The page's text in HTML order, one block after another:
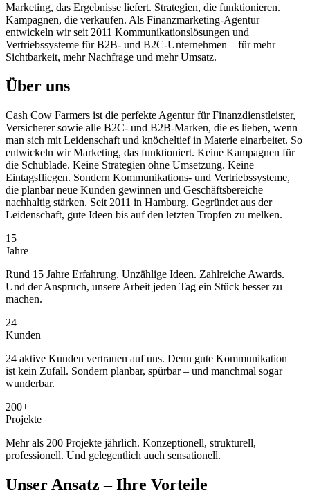
Marketing, das Ergebnisse liefert. Strate­gien, die funktionieren.
Kampagnen, die verkaufen. Als Finanzmarketing-Agentur
entwickeln wir seit 2011 Kommunika­tions­lösungen und
Vertriebssysteme für B2B- und B2C-Unternehmen – für mehr
Sichtbarkeit, mehr Nachfrage und mehr Umsatz.
Über uns
Cash Cow Farmers ist die perfekte Agentur für Finanzdienstleister,
Versicherer sowie alle B2C- und B2B-Marken, die es lieben, wenn
man sich mit Leidenschaft und knöcheltief in Materie einarbeitet. So
entwickeln wir Marketing, das funktioniert. Keine Kampagnen für
die Schublade. Keine Strategien ohne Umsetzung. Keine
Eintagsfliegen. Sondern Kommunika­tions- und Vertriebssysteme,
die planbar neue Kunden gewinnen und Geschäftsbereiche
nachhaltig stärken. Seit 2011 in Hamburg. Gegründet aus der
Leidenschaft, gute Ideen bis auf den letzten Tropfen zu melken.
15
Jahre
Rund 15 Jahre Erfahrung. Unzählige Ideen. Zahlreiche Awards.
Und der Anspruch, unsere Arbeit jeden Tag ein Stück besser zu
machen.
24
Kunden
24 aktive Kunden vertrauen auf uns. Denn gute Kommunikation
ist kein Zufall. Sondern planbar, spürbar – und manchmal sogar
wunderbar.
200+
Projekte
Mehr als 200 Projekte jährlich. Konzeptionell, strukturell,
professionell. Und gelegent­lich auch sensationell.
Unser Ansatz – Ihre Vorteile